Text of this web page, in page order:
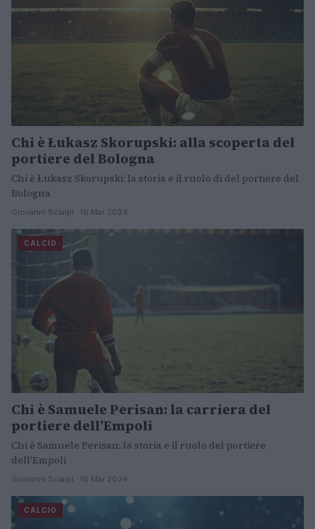
Chi è Łukasz Skorupski: alla scoperta del
portiere del Bologna
Chi è Łukasz Skorupski: la storia e il ruolo di del portiere del
Bologna
Giovanni Scialpi · 16 Mar 2024
CALCIO
Chi è Samuele Perisan: la carriera del
portiere dell’Empoli
Chi è Samuele Perisan: la storia e il ruolo del portiere
dell'Empoli
Giovanni Scialpi · 16 Mar 2024
CALCIO